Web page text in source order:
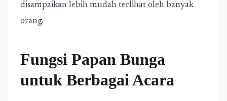
disampaikan lebih mudah terlihat oleh banyak
orang.
Fungsi Papan Bunga
untuk Berbagai Acara